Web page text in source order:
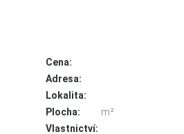
Cena:
Adresa:
Lokalita:
Plocha:
m²
Vlastnictví: